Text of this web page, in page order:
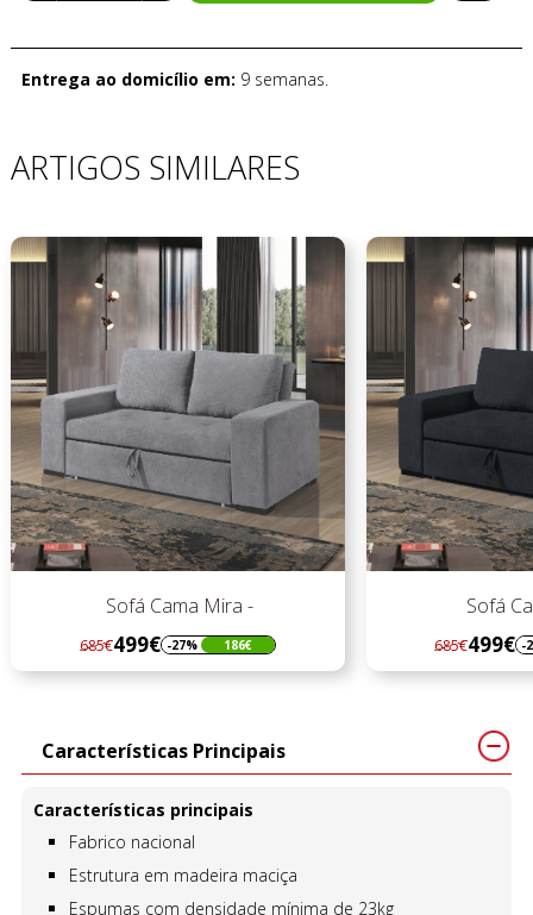
Entrega ao domicílio em: 9 semanas.
ARTIGOS SIMILARES
Sofá Cama Mira -
Regular
preço
685€499€
Preço -27% 186€
Sofá
Regular
preço
685€499€
Preço -27%
Características Principais
Características principais
Fabrico nacional
Estrutura em madeira maciça
Espumas com densidade mínima de 23kg